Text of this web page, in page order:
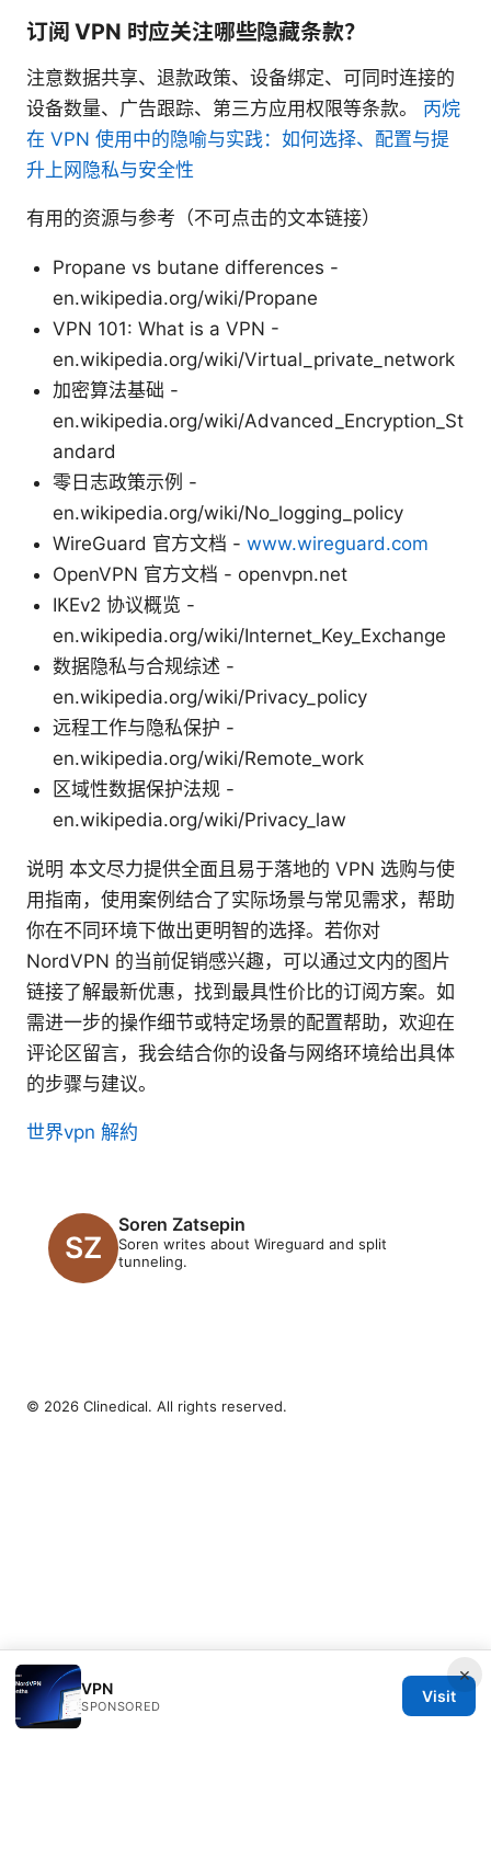
订阅 VPN 时应关注哪些隐藏条款？
注意数据共享、退款政策、设备绑定、可同时连接的
设备数量、广告跟踪、第三方应用权限等条款。 丙烷
在 VPN 使用中的隐喻与实践：如何选择、配置与提
升上网隐私与安全性
有用的资源与参考（不可点击的文本链接）
Propane vs butane differences -
en.wikipedia.org/wiki/Propane
VPN 101: What is a VPN -
en.wikipedia.org/wiki/Virtual_private_network
加密算法基础 -
en.wikipedia.org/wiki/Advanced_Encryption_St
andard
零日志政策示例 -
en.wikipedia.org/wiki/No_logging_policy
WireGuard 官方文档 - www.wireguard.com
OpenVPN 官方文档 - openvpn.net
IKEv2 协议概览 -
en.wikipedia.org/wiki/Internet_Key_Exchange
数据隐私与合规综述 -
en.wikipedia.org/wiki/Privacy_policy
远程工作与隐私保护 -
en.wikipedia.org/wiki/Remote_work
区域性数据保护法规 -
en.wikipedia.org/wiki/Privacy_law
说明 本文尽力提供全面且易于落地的 VPN 选购与使
用指南，使用案例结合了实际场景与常见需求，帮助
你在不同环境下做出更明智的选择。若你对
NordVPN 的当前促销感兴趣，可以通过文内的图片
链接了解最新优惠，找到最具性价比的订阅方案。如
需进一步的操作细节或特定场景的配置帮助，欢迎在
评论区留言，我会结合你的设备与网络环境给出具体
的步骤与建议。
世界vpn 解約
Soren Zatsepin
Soren writes about Wireguard and split
tunneling.
×
VPN
SPONSORED
Visit
© 2026 Clinedical. All rights reserved.